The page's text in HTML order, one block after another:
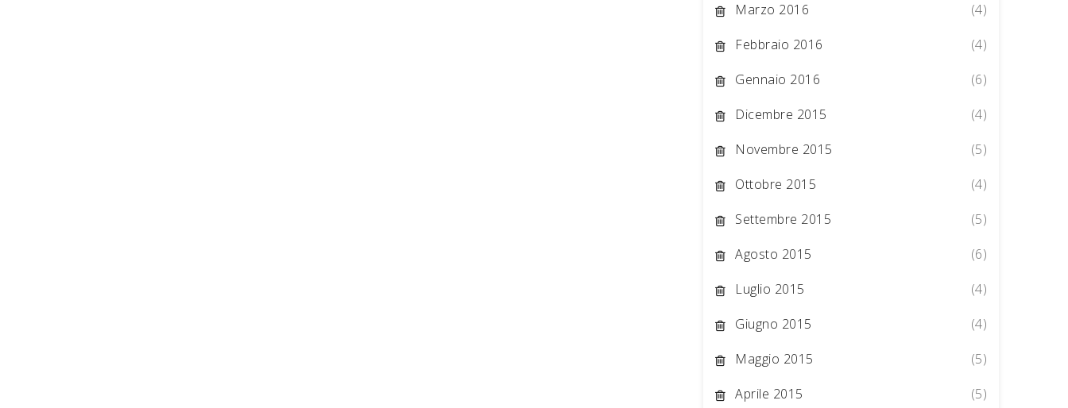
Marzo 2016
(4)
Febbraio 2016
(4)
Gennaio 2016
(6)
Dicembre 2015
(4)
Novembre 2015
(5)
Ottobre 2015
(4)
Settembre 2015
(5)
Agosto 2015
(6)
Luglio 2015
(4)
Giugno 2015
(4)
Maggio 2015
(5)
Aprile 2015
(5)